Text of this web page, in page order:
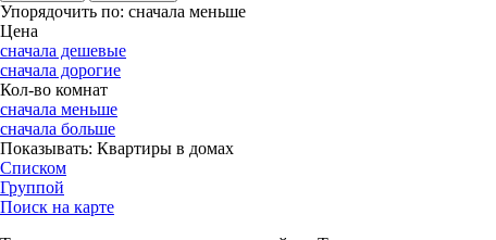
Упорядочить по: сначала меньше
Цена
сначала дешевые
сначала дорогие
Кол-во комнат
сначала меньше
сначала больше
Показывать: Квартиры в домах
Списком
Группой
Поиск на карте